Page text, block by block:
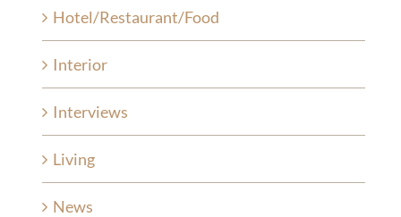
Hotel/Restaurant/Food
Interior
Interviews
Living
News